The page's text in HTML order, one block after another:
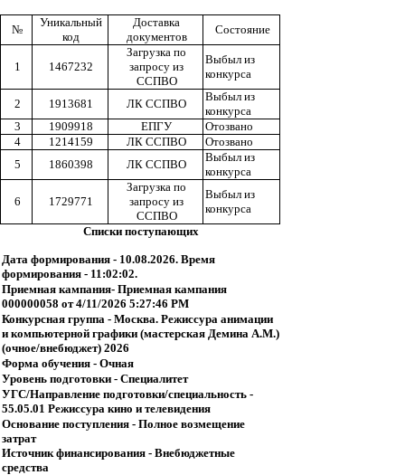
№
Уникальный
код
Доставка
документов
Состояние
1 1467232
Загрузка по
запросу из
ССПВО
Выбыл из
конкурса
2 1913681 ЛК ССПВО
Выбыл из
конкурса
3
1909918 ЕПГУ
Отозвано
4
1214159 ЛК ССПВО
Отозвано
5
1860398 ЛК ССПВО
Выбыл из
конкурса
6 1729771
Загрузка по
запросу из
ССПВО
Выбыл из
конкурса
Списки поступающих
Дата формирования - 10.08.2026. Время
формирования - 11:02:02.
Приемная кампания- Приемная кампания
000000058 от 4/11/2026 5:27:46 PM
Конкурсная группа - Москва. Режиссура анимации
и компьютерной графики (мастерская Демина А.М.)
(очное/внебюджет) 2026
Форма обучения - Очная
Уровень подготовки - Специалитет
УГС/Направление подготовки/специальность -
55.05.01 Режиссура кино и телевидения
Основание поступления - Полное возмещение
затрат
Источник финансирования - Внебюджетные
средства